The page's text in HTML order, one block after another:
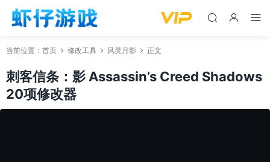
当前位置： 首页 修改工具 风灵月影 正文
刺客信条：影 Assassin’s Creed Shadows
20项修改器